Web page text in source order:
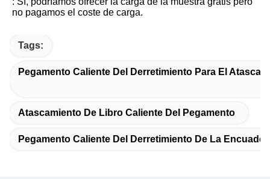
no pagamos el coste de carga.
Tags:
Pegamento Caliente Del Derretimiento Para El
Atascamiento De Libro Caliente Del Pegamento
Pegamento Caliente Del Derretimiento De La